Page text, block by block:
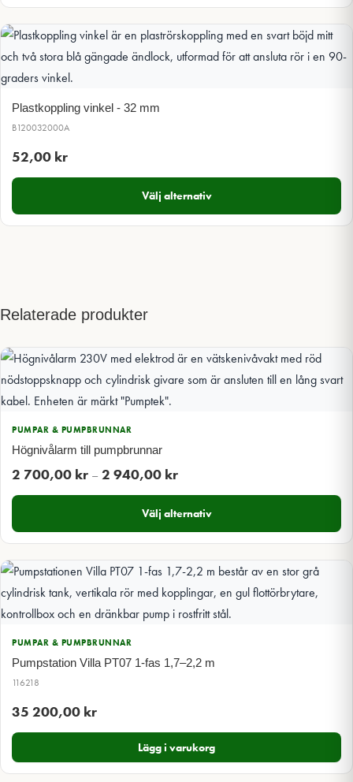
Plastkoppling vinkel - 32 mm
B120032000A
52,00 kr
Välj alternativ
Relaterade produkter
PUMPAR & PUMPBRUNNAR
Högnivålarm till pumpbrunnar
2 700,00 kr – 2 940,00 krPrisintervall:
2
700,00 kr
till
940,00 kr
Välj alternativ
PUMPAR & PUMPBRUNNAR
Pumpstation Villa PT07 1-fas 1,7–2,2 m
116218
35 200,00 kr
Lägg i varukorg